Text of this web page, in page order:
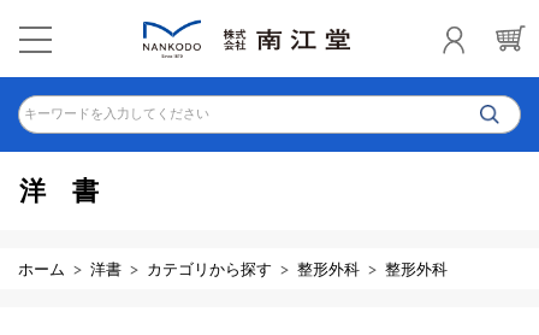
キーワードを入力してください
洋書
ホーム 洋書 カテゴリから探す 整形外科 整形外科